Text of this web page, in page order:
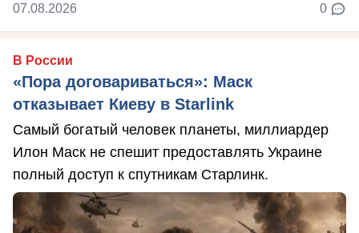
07.08.2026 0
В России
«Пора договариваться»: Маск
отказывает Киеву в Starlink
Самый богатый человек планеты, миллиардер
Илон Маск не спешит предоставлять Украине
полный доступ к спутникам Старлинк.